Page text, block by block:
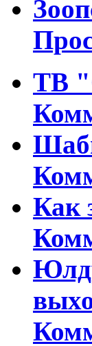
ТВ
Как